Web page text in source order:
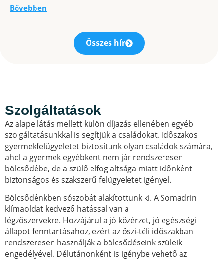
Bővebben
Összes hír
Szolgáltatások
Az alapellátás mellett külön díjazás ellenében egyéb
szolgáltatásunkkal is segítjük a családokat. Időszakos
gyermekfelügyeletet biztosítunk olyan családok számára,
ahol a gyermek egyébként nem jár rendszeresen
bölcsődébe, de a szülő elfoglaltsága miatt időnként
biztonságos és szakszerű felügyeletet igényel.
Bölcsődénkben sószobát alakítottunk ki. A Somadrin
klímaoldat kedvező hatással van a
légzőszervekre. Hozzájárul a jó közérzet, jó egészségi
állapot fenntartásához, ezért az őszi-téli időszakban
rendszeresen használják a bölcsődéseink szüleik
engedélyével. Délutánonként is igénybe vehető az